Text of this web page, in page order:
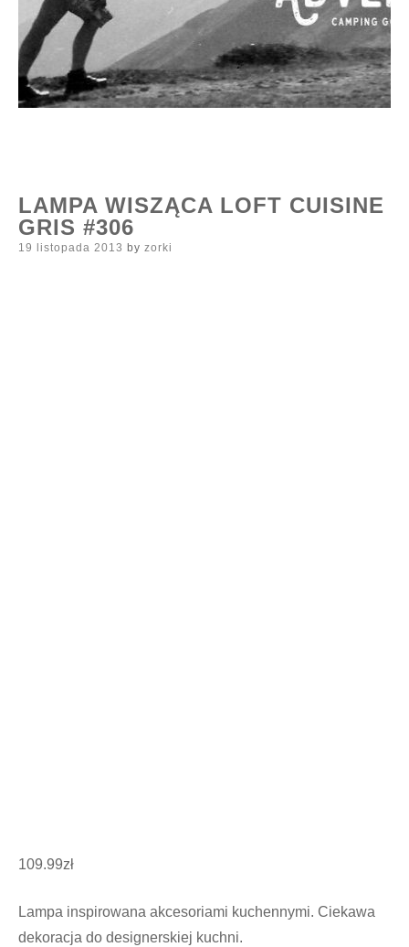
LAMPA WISZĄCA LOFT CUISINE
GRIS #306
Posted
19 listopada 2013 by zorki
109.99zł
Lampa inspirowana akcesoriami kuchennymi. Ciekawa
dekoracja do designerskiej kuchni.